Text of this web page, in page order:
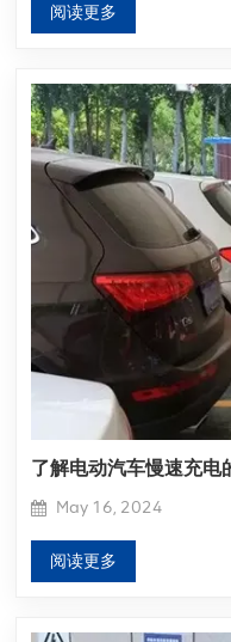
阅读更多
了解电动汽车慢速充电
May 16, 2024
阅读更多